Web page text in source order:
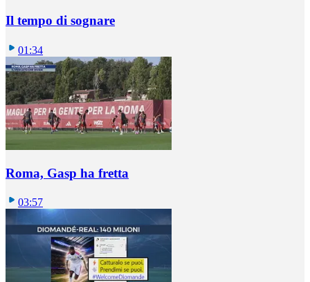
Il tempo di sognare
01:34
Roma, Gasp ha fretta
03:57